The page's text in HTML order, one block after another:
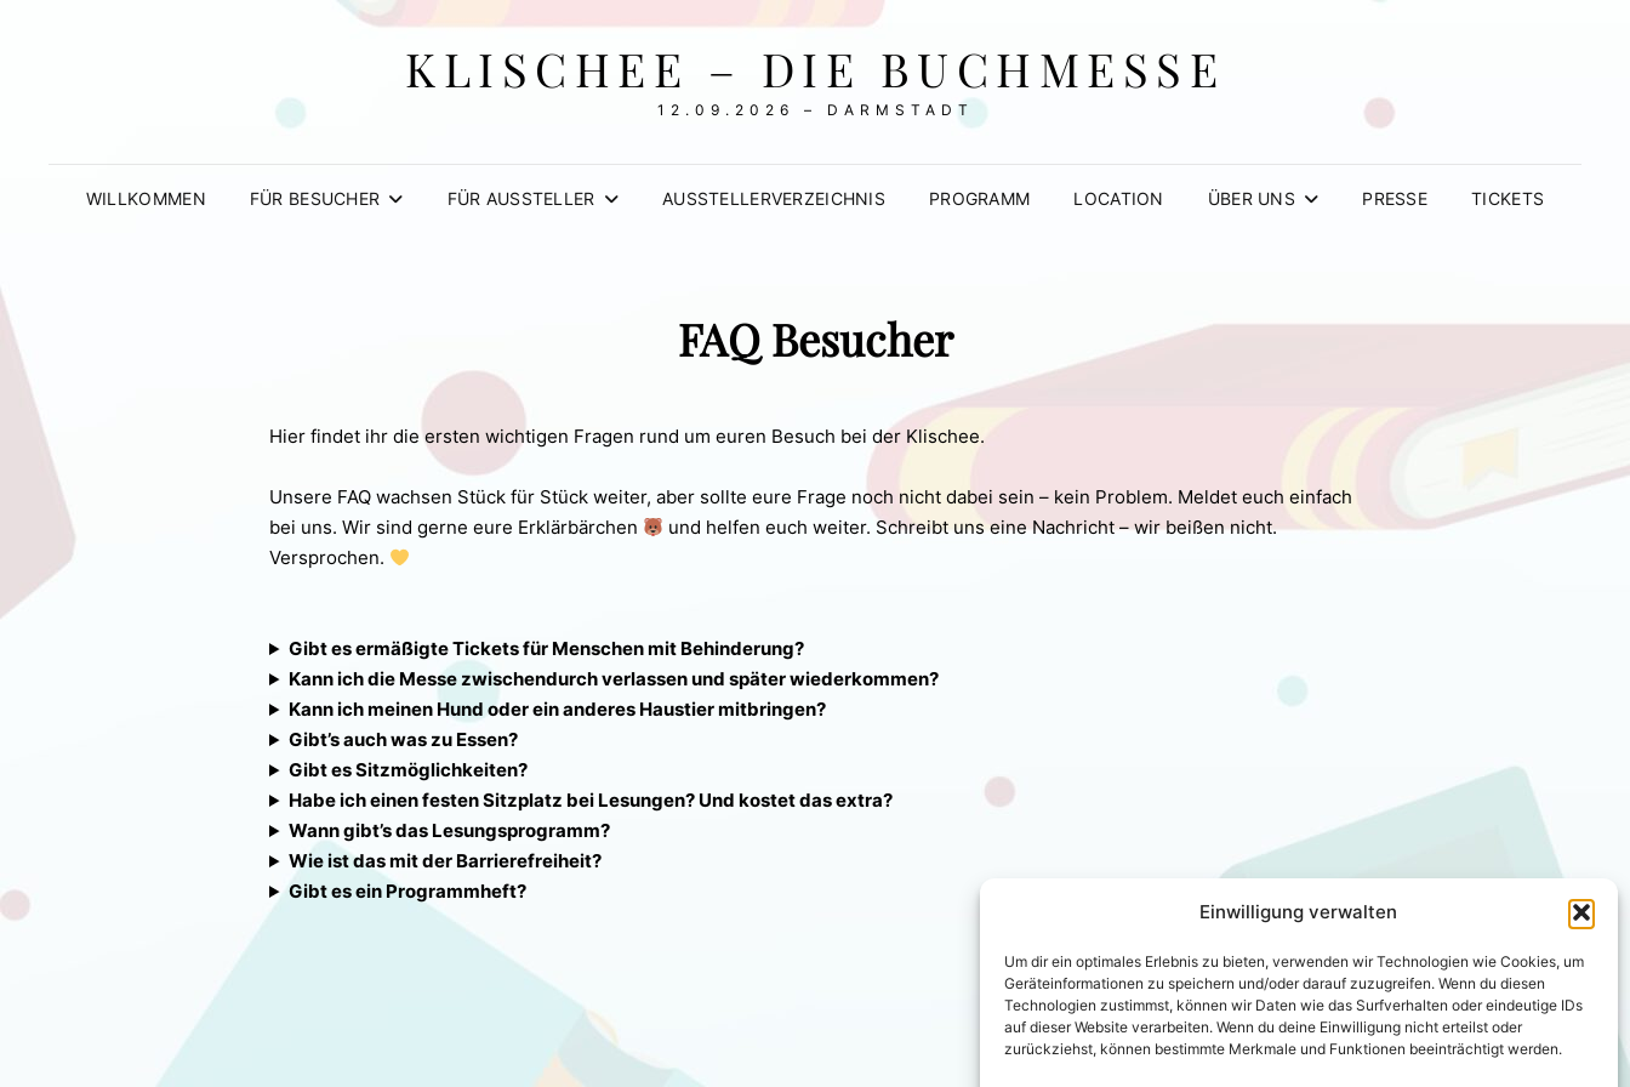
Einwilligung verwalten
Um dir ein optimales Erlebnis zu bieten, verwenden wir Technologien wie Cookies, um
Geräteinformationen zu speichern und/oder darauf zuzugreifen. Wenn du diesen
Technologien zustimmst, können wir Daten wie das Surfverhalten oder eindeutige IDs
auf dieser Website verarbeiten. Wenn du deine Einwilligung nicht erteilst oder
zurückziehst, können bestimmte Merkmale und Funktionen beeinträchtigt werden.
KLISCHEE – DIE BUCHMESSE
12.09.2026 – DARMSTADT
WILLKOMMEN FÜR BESUCHER FÜR AUSSTELLER AUSSTELLERVERZEICHNIS PROGRAMM LOCATION ÜBER UNS PRESSE TICKETS
FAQ Besucher
Hier findet ihr die ersten wichtigen Fragen rund um euren Besuch bei der Klischee.
Unsere FAQ wachsen Stück für Stück weiter, aber sollte eure Frage noch nicht dabei sein – kein Problem. Meldet euch einfach
bei uns. Wir sind gerne eure Erklärbärchen
und helfen euch weiter. Schreibt uns eine Nachricht – wir beißen nicht.
Versprochen.
Gibt es ermäßigte Tickets für Menschen mit Behinderung?
Kann ich die Messe zwischendurch verlassen und später wiederkommen?
Kann ich meinen Hund oder ein anderes Haustier mitbringen?
Gibt’s auch was zu Essen?
Gibt es Sitzmöglichkeiten?
Habe ich einen festen Sitzplatz bei Lesungen? Und kostet das extra?
Wann gibt’s das Lesungsprogramm?
Wie ist das mit der Barrierefreiheit?
Gibt es ein Programmheft?